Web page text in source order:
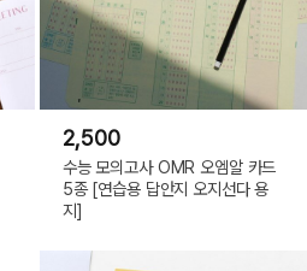
2,500
수능 모의고사 OMR 오엠알 카드
5종 [연습용 답안지 오지선다 용
지]